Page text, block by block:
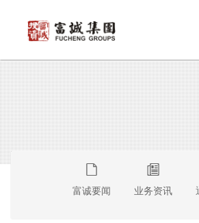
富诚要闻 业务资讯